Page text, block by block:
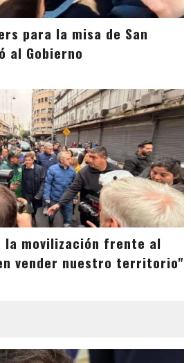
para la misa de San
al Gobierno
la movilización frente al
vender nuestro territorio"